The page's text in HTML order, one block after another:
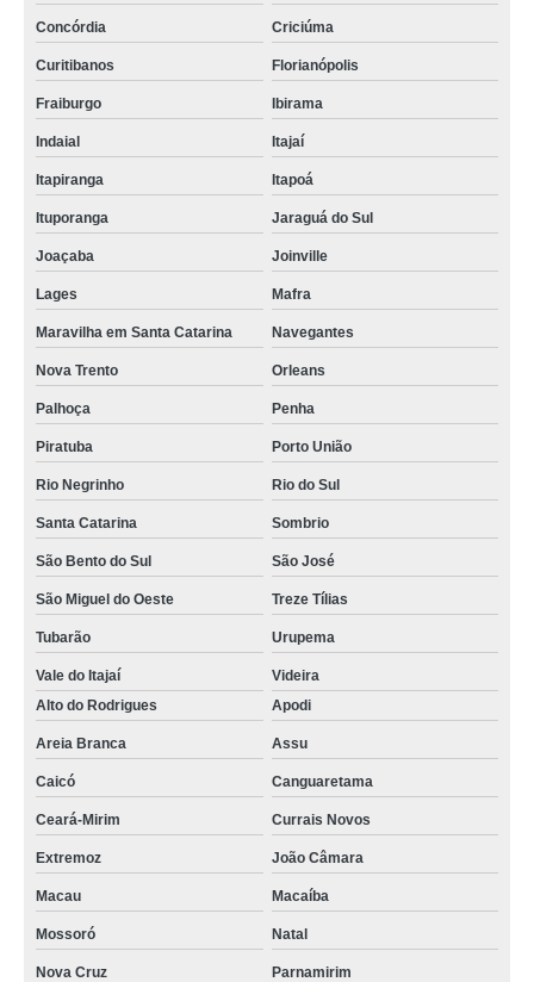
Concórdia Criciúma
Curitibanos Florianópolis
Fraiburgo Ibirama
Indaial Itajaí
Itapiranga Itapoá
Ituporanga Jaraguá do Sul
Joaçaba Joinville
Lages Mafra
Maravilha em Santa Catarina Navegantes
Nova Trento Orleans
Palhoça Penha
Piratuba Porto União
Rio Negrinho Rio do Sul
Santa Catarina Sombrio
São Bento do Sul São José
São Miguel do Oeste Treze Tílias
Tubarão Urupema
Vale do Itajaí
Videira
Alto do Rodrigues
Apodi
Areia Branca Assu
Caicó Canguaretama
Ceará-Mirim Currais Novos
Extremoz João Câmara
Macau Macaíba
Mossoró Natal
Nova Cruz Parnamirim